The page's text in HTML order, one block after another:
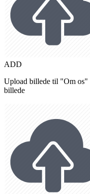
ADD
Upload billede til "Om os"
billede